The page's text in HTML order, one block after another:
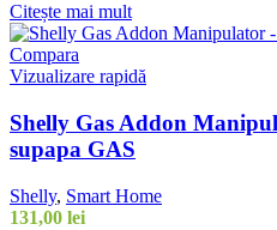
Citește mai mult
Compara
Vizualizare rapidă
Shelly Gas Addon
supapa GAS
Shelly, Smart Home
131,00 lei